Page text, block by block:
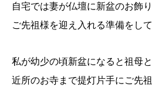
自宅では妻が仏壇に新盆のお飾
ご先祖様を迎え入れる準備をし
私が幼少の頃新盆になると祖母
近所のお寺まで提灯片手にご先